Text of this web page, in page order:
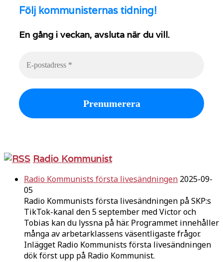
Följ kommunisternas tidning!
En gång i veckan, avsluta när du vill.
Radio Kommunist
Radio Kommunists första livesändningen 2025-09-
05
Radio Kommunists första livesändningen på SKP:s
TikTok-kanal den 5 september med Victor och
Tobias kan du lyssna på här. Programmet innehåller
många av arbetarklassens väsentligaste frågor.
Inlägget Radio Kommunists första livesändningen
dök först upp på Radio Kommunist.